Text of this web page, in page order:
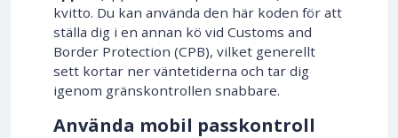
kvitto. Du kan använda den här koden för att
ställa dig i en annan kö vid Customs and
Border Protection (CPB), vilket generellt
sett kortar ner väntetiderna och tar dig
igenom gränskontrollen snabbare.
Använda mobil passkontroll